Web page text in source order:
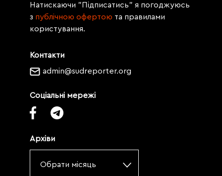
Контакти
admin@sudreporter.org
Соціальні мережі
Архіви
Обрати місяць
Натискаючи "Підписатись" я погоджуюсь
з публічною офертою та правилами
користування.